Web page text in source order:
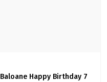
Baloane Happy Birthday 7